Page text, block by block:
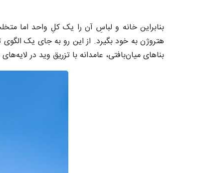
بنابراین خانه و لباسِ آن را یک کلِ واحد اما
هتروژن به خود بگیرد. از این رو به جای یک
بناهای میان‌بافتی، عامدانه با تزریق وید در